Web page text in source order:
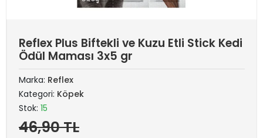
Reflex Plus Biftekli ve Kuzu Etli Stick Kedi
Ödül Maması 3x5 gr
Marka: Reflex
Kategori: Köpek
Stok: 15
46,90 TL